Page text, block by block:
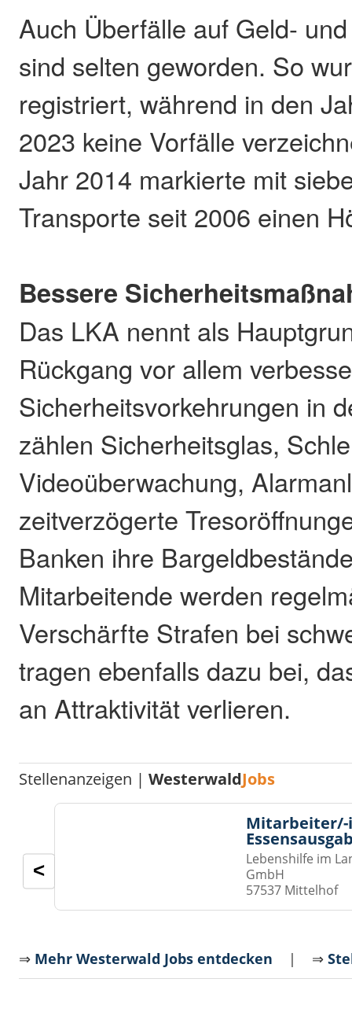
Auch Überfälle auf Geld-
sind selten geworden. So
registriert, während in den
2023 keine Vorfälle
Jahr 2014 markierte mit
Transporte seit 2006 einen
Bessere
Das LKA nennt als
Rückgang vor allem
Sicherheitsvorkehrungen in
zählen Sicherheitsglas,
Videoüberwachung,
zeitverzögerte
Banken ihre
Mitarbeitende werden
Verschärfte Strafen bei
tragen ebenfalls dazu bei,
an Attraktivität verlieren.
Stellenanzeigen |WesterwaldJobs
Lebenshilfe im
GmbH
57537 Mittelhof
<
⇒ Mehr Westerwald Jobs entdecken | ⇒